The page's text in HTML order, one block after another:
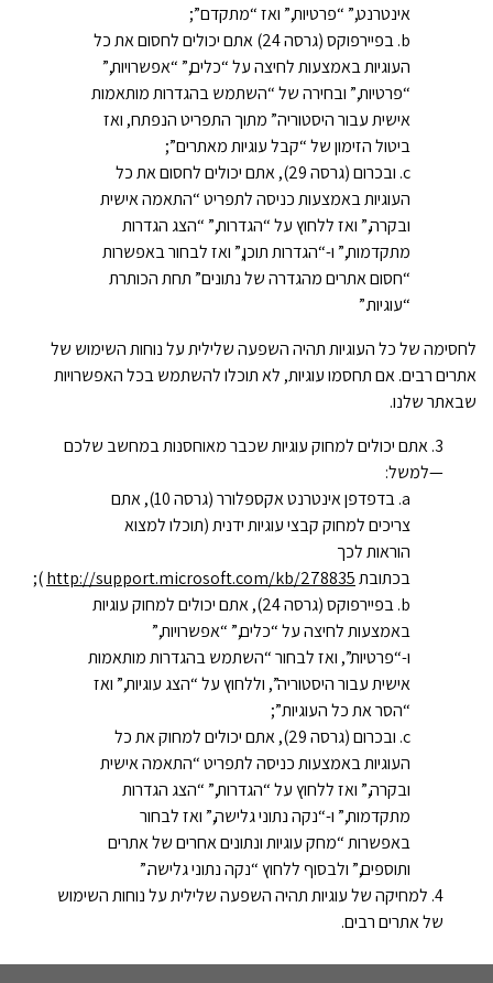
אינטרנט,” “פרטיות,” ואז “מתקדם”;
בפיירפוקס (גרסה 24) אתם יכולים לחסום את כל
העוגיות באמצעות לחיצה על “כלים,” “אפשרויות,”
“פרטיות,” ובחירה של “השתמש בהגדרות מותאמות
אישית עבור היסטוריה” מתוך התפריט הנפתח, ואז
ביטול הזימון של “קבל עוגיות מאתרים”;
ובכרום (גרסה 29), אתם יכולים לחסום את כל
העוגיות באמצעות כניסה לתפריט “התאמה אישית
ובקרה,” ואז ללחוץ על “הגדרות,” “הצג הגדרות
מתקדמות,” ו-“הגדרות תוכן,” ואז לבחור באפשרות
“חסום אתרים מהגדרה של נתונים” תחת הכותרת
“עוגיות.”
לחסימה של כל העוגיות תהיה השפעה שלילית על נוחות השימוש של
אתרים רבים. אם תחסמו עוגיות, לא תוכלו להשתמש בכל האפשרויות
שבאתר שלנו.
אתם יכולים למחוק עוגיות שכבר מאוחסנות במחשב שלכם
—למשל:
בדפדפן אינטרנט אקספלורר (גרסה 10), אתם
צריכים למחוק קבצי עוגיות ידנית (תוכלו למצוא
הוראות לכך
בכתובתhttp://support.microsoft.com/kb/278835
);
בפיירפוקס (גרסה 24), אתם יכולים למחוק עוגיות
באמצעות לחיצה על “כלים,” “אפשרויות,”
ו-“פרטיות”, ואז לבחור “השתמש בהגדרות מותאמות
אישית עבור היסטוריה”, וללחוץ על “הצג עוגיות,” ואז
“הסר את כל העוגיות”;
ובכרום (גרסה 29), אתם יכולים למחוק את כל
העוגיות באמצעות כניסה לתפריט “התאמה אישית
ובקרה,” ואז ללחוץ על “הגדרות,” “הצג הגדרות
מתקדמות,” ו-“נקה נתוני גלישה,” ואז לבחור
באפשרות “מחק עוגיות ונתונים אחרים של אתרים
ותוספים,” ולבסוף ללחוץ “נקה נתוני גלישה.”
למחיקה של עוגיות תהיה השפעה שלילית על נוחות השימוש
של אתרים רבים.